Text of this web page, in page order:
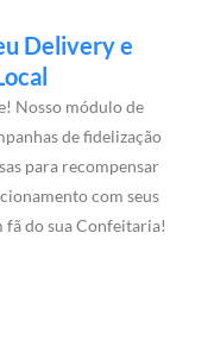
Delivery e
Nosso módulo de
de fidelização
para recompensar
com seus
fã do sua Confeitaria!